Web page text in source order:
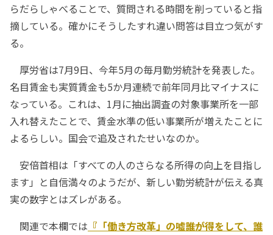
らだらしゃべることで、質問される時間を削っていると指
摘している。確かにそうしたすれ違い問答は目立つ気がす
る。
厚労省は7月9日、今年5月の毎月勤労統計を発表した。
名目賃金も実質賃金も5か月連続で前年同月比マイナスに
なっている。これは、1月に抽出調査の対象事業所を一部
入れ替えたことで、賃金水準の低い事業所が増えたことに
よるらしい。国会で追及されたせいなのか。
安倍首相は「すべての人のさらなる所得の向上を目指し
ます」と自信満々のようだが、新しい勤労統計が伝える真
実の数字とはズレがある。
関連で本欄では 『「働き方改革」の嘘――誰が得をして、誰